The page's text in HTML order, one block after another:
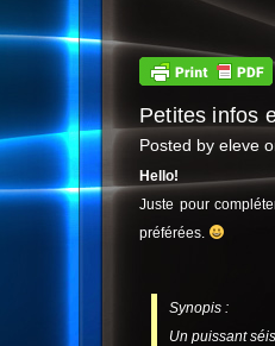
Petites infos
Posted by eleve
Hello!
Juste pour
préférées.
Synopis :
Un puissant